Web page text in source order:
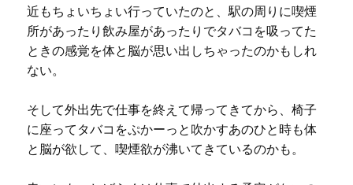
近もちょいちょい行っていたのと、駅の周りに喫煙
所があったり飲み屋があったりでタバコを吸ってた
ときの感覚を体と脳が思い出しちゃったのかもしれ
ない。
そして外出先で仕事を終えて帰ってきてから、椅子
に座ってタバコをぷかーっと吹かすあのひと時も体
と脳が欲して、喫煙欲が沸いてきているのかも。